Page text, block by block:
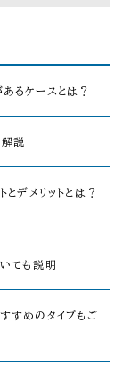
るケースとは？
説
とデメリットとは？
ても説明
すめのタイプもご